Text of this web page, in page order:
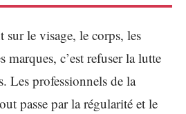
sur le visage, le corps, les
marques, c’est refuser la lutte
Les professionnels de la
passe par la régularité et le